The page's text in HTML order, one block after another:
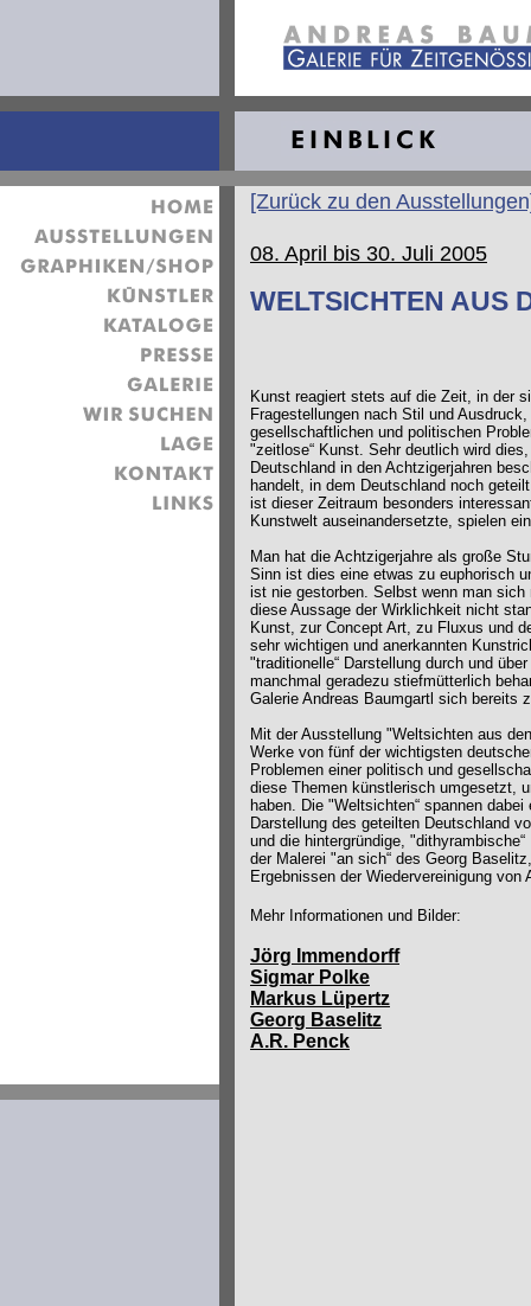
[Zurück zu den
08. April bis 30. Juli 2005
WELTSICHTEN AUS
Kunst reagiert stets auf die Zeit, in der
Fragestellungen nach Stil und
gesellschaftlichen und politischen
"zeitlose“ Kunst. Sehr deutlich wird
Deutschland in den Achtzigerjahren
handelt, in dem Deutschland noch
ist dieser Zeitraum besonders
Kunstwelt auseinandersetzte, spielen
Man hat die Achtzigerjahre als große
Sinn ist dies eine etwas zu euphorisch
ist nie gestorben. Selbst wenn man
diese Aussage der Wirklichkeit nicht
Kunst, zur Concept Art, zu Fluxus und
sehr wichtigen und anerkannten
"traditionelle“ Darstellung durch und
manchmal geradezu stiefmütterlich
Galerie Andreas Baumgartl sich bereits
Mit der Ausstellung "Weltsichten aus
Werke von fünf der wichtigsten
Problemen einer politisch und
diese Themen künstlerisch umgesetzt,
haben. Die "Weltsichten“ spannen
Darstellung des geteilten Deutschland
und die hintergründige,
der Malerei "an sich“ des Georg
Ergebnissen der Wiedervereinigung von
Mehr Informationen und Bilder:
Jörg Immendorff
Sigmar Polke
Markus Lüpertz
Georg Baselitz
A.R. Penck